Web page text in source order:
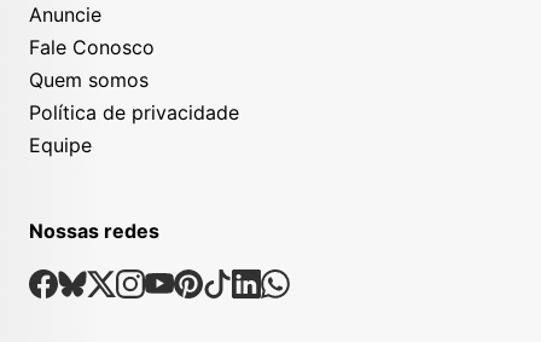
Anuncie
Fale Conosco
Quem somos
Política de privacidade
Equipe
Nossas redes
Nossas Redes Sociais
Facebook
Bsky
X Instagram
Youtube
Pinterest
TiktokLinkedin
Whatsapp